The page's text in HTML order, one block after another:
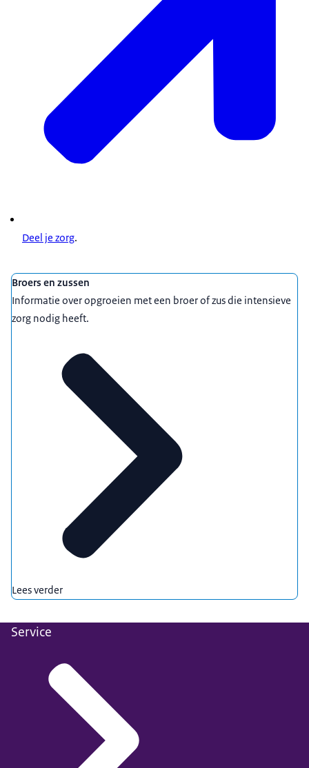
Deel je zorg.
Uitgelicht
Broers en zussen
Informatie over opgroeien met een broer of zus die intensieve
zorg nodig heeft.
Lees verder
Service